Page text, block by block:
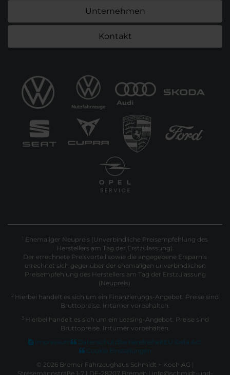
Unternehmen
Kontakt
1 Ehemaliger Neupreis (Unverbindliche Preisempfehlung des
Herstellers am Tag der Erstzulassung).
Der errechnete Preisvorteil sowie die angegebene Ersparnis
errechnet sich gegenüber der ehemaligen unverbindlichen
Preisempfehlung des Herstellers am Tag der Erstzulassung
(Neupreis).
2 Hierbei handelt es sich um ein Finanzierungs-Angebot. Preise sind
Bruttopreise. Irrtümer vorbehalten.
3 Hierbei handelt es sich um ein Leasing-Angebot. Preise sind
Bruttopreise. Irrtümer vorbehalten.
Impressum
Datenschutz Barrierefreiheit EU Data Act
Cookie Einstellungen
© 2026 Bremer Fahrzeughaus Schmidt + Koch AG |
Stresemannstraße 1-7 | DE-28207 Bremen | info@schmidt-und-